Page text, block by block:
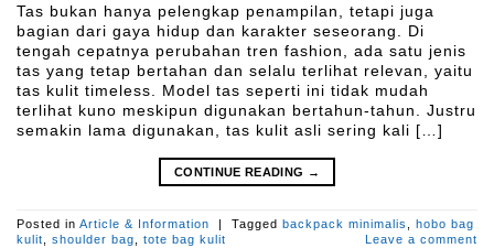
Tas bukan hanya pelengkap penampilan, tetapi juga
bagian dari gaya hidup dan karakter seseorang. Di
tengah cepatnya perubahan tren fashion, ada satu jenis
tas yang tetap bertahan dan selalu terlihat relevan, yaitu
tas kulit timeless. Model tas seperti ini tidak mudah
terlihat kuno meskipun digunakan bertahun-tahun. Justru
semakin lama digunakan, tas kulit asli sering kali […]
CONTINUE READING →
Posted in Article & Information Tagged backpack minimalis , hobo bag
kulit, shoulder bag, tote bag kulit Leave a comment